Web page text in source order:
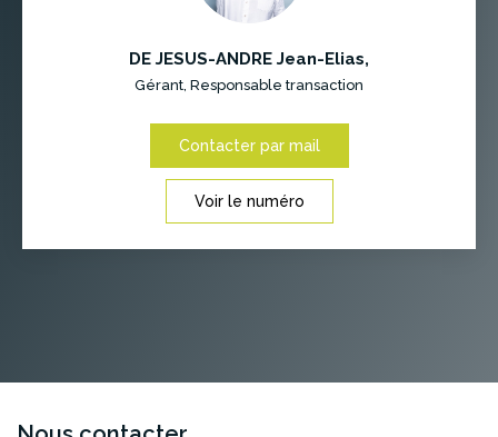
DE JESUS-ANDRE Jean-Elias,
Gérant, Responsable transaction
Contacter par mail
Voir le numéro